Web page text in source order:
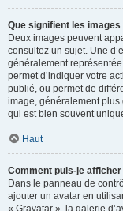
Que signifient les
Deux images peuvent
consultez un sujet. Une
généralement
permet d’indiquer votre
publié, ou permet de
image, généralement plus
qui est bien souvent
Haut
Comment puis-je
Dans le panneau de
ajouter un avatar en
« Gravatar », la galerie